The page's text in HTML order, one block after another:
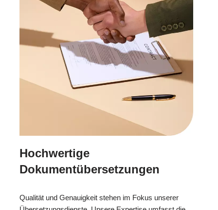
Hochwertige
Dokumentübersetzungen
Qualität und Genauigkeit stehen im Fokus unserer